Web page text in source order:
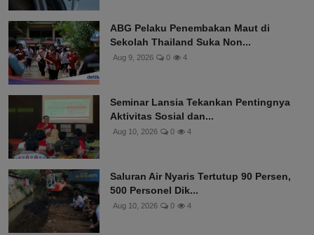
ABG Pelaku Penembakan Maut di
Sekolah Thailand Suka Non...
Aug 9, 2026 0 4
Seminar Lansia Tekankan Pentingnya
Aktivitas Sosial dan...
Aug 10, 2026 0 4
Saluran Air Nyaris Tertutup 90 Persen,
500 Personel Dik...
Aug 10, 2026 0 4